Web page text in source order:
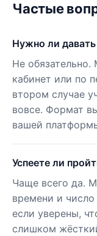
Частые
Нужно ли
Не
кабинет или по
втором случае
вовсе. Формат
вашей
Успеете ли
Чаще всего да.
времени и
если уверены,
слишком